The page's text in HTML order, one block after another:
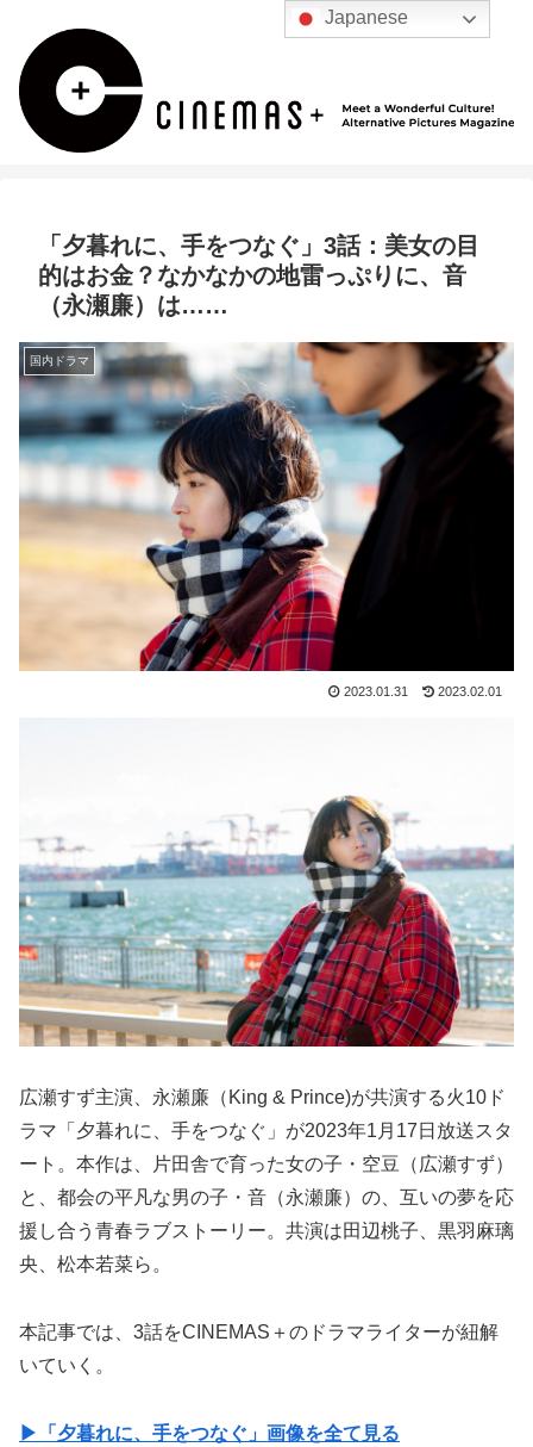
「夕暮れに、手をつなぐ」3話：美女の目
的はお金？なかなかの地雷っぷりに、音
（永瀬廉）は……
国内ドラマ
2023.01.31 2023.02.01
広瀬すず主演、永瀬廉（King & Prince)が共演する火10ド
ラマ「夕暮れに、手をつなぐ」が2023年1月17日放送スタ
ート。本作は、片田舎で育った女の子・空豆（広瀬すず）
と、都会の平凡な男の子・音（永瀬廉）の、互いの夢を応
援し合う青春ラブストーリー。共演は田辺桃子、黒羽麻璃
央、松本若菜ら。
本記事では、3話をCINEMAS＋のドラマライターが紐解
いていく。
▶︎「夕暮れに、手をつなぐ」画像を全て見る
Japanese